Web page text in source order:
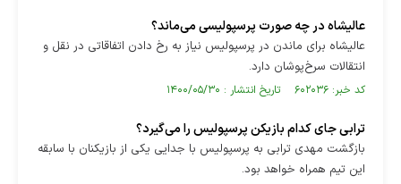
عالیشاه در چه صورت پرسپولیسی می‌ماند؟
عالیشاه برای ماندن در پرسپولیس نیاز به رخ دادن اتفاقاتی در نقل و
انتقالات سرخ‌پوشان دارد.
کد خبر: ۶۰۲۰۳۶ تاریخ انتشار : ۱۴۰۰/۰۵/۳۰
ترابی جای کدام بازیکن پرسپولیس را می‌گیرد؟
بازگشت مهدی ترابی به پرسپولیس با جدایی یکی از بازیکنان با سابقه
این تیم همراه خواهد بود.